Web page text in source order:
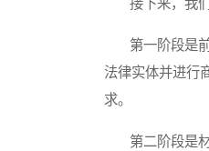
接下来，我们
第一阶段是前
法律实体并进行
求。
第二阶段是材